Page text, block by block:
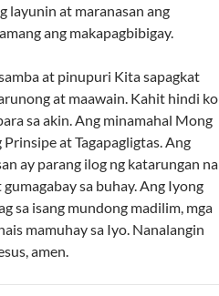
layunin at maranasan ang
ang makapagbibigay.
at pinupuri Kita sapagkat
at maawain. Kahit hindi ko
sa akin. Ang minamahal Mong
at Tagapagligtas. Ang
ay parang ilog ng katarungan na
sa buhay. Ang Iyong
sa isang mundong madilim, mga
mamuhay sa Iyo. Nanalangin
amen.